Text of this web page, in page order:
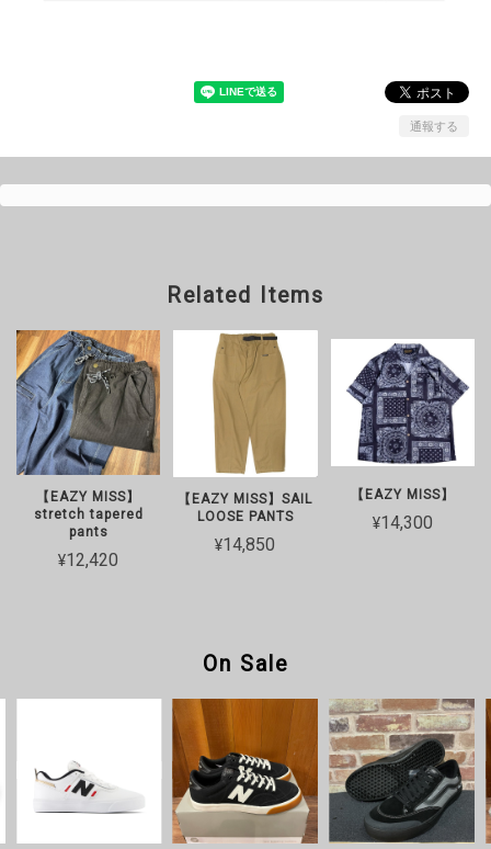
通報する
Related Items
【EAZY MISS】
stretch tapered
pants
¥12,420
【EAZY MISS】SAIL
LOOSE PANTS
¥14,850
【EAZY MISS】
¥14,300
On Sale